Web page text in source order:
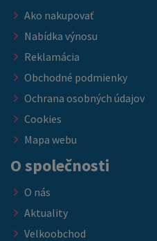
Ako nakupovať
Nabídka výnosu
Reklamácia
Obchodné podmienky
Ochrana osobných údajov
Cookies
Mapa webu
O společnosti
O nás
Aktuality
Velkoobchod